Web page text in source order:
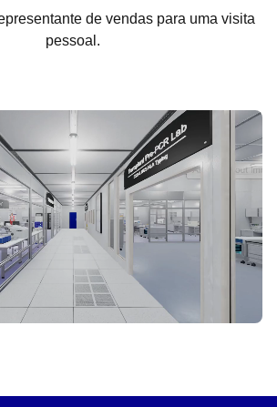
de vendas para uma visita
pessoal.